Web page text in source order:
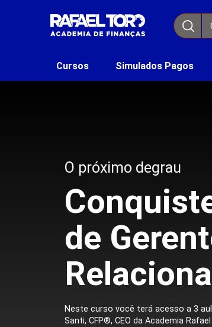
Cursos Simulados Pagos
O próximo degrau
de
Neste curso você terá acesso a 3
Santi, CFP®, CEO da Academia